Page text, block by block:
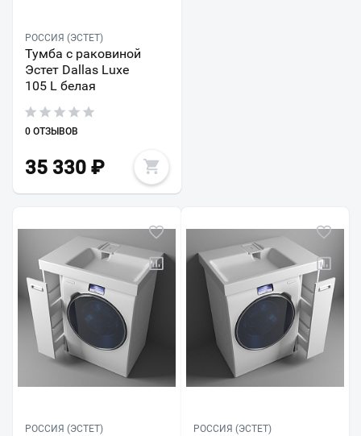
РОССИЯ (ЭСТЕТ)
Тумба с раковиной
Эстет Dallas Luxe
105 L белая
0 ОТЗЫВОВ
35 330 ₽
РОССИЯ (ЭСТЕТ) РОССИЯ (ЭСТЕТ)